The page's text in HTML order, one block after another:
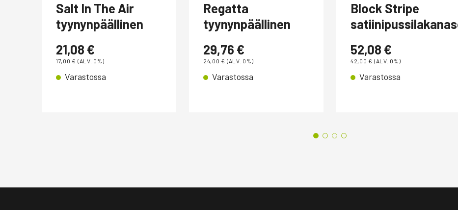
Salt In The Air
tyynynpäällinen
21,08 €
17,00 € (ALV. 0%)
Varastossa
Regatta
tyynynpäällinen
29,76 €
24,00 € (ALV. 0%)
Varastossa
Block Stripe
52,08 €
42,00 € (ALV. 0%)
Varastossa